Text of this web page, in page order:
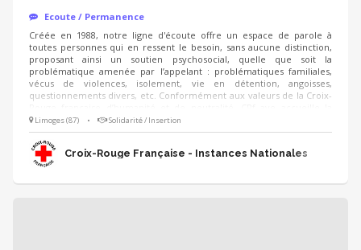
Ecoute / Permanence
Créée en 1988, notre ligne d'écoute offre un espace de parole à
toutes personnes qui en ressent le besoin, sans aucune distinction,
proposant ainsi un soutien psychosocial, quelle que soit la
problématique amenée par l’appelant : problématiques familiales,
vécus de violences, isolement, vie en détention, angoisses,
questionnements divers, etc. Conformément aux valeurs de la Croix-
parole de toutes les personnes issues de la population générale mais
aussi tous les détenus incarcérés en France. Dans ce cadre, les
bénévoles écoutent en moyenne 140 000 appels par an dont ⅓
proviennent de personnes placées sous main de justice.
Limoges (87) • Solidarité / Insertion
Croix-Rouge Française - Instances Nationales